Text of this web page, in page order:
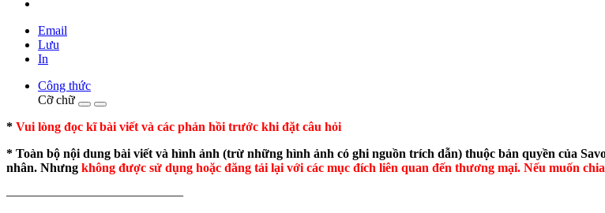
Email
Lưu
In
Công thức
Cỡ chữ
* Vui lòng đọc kĩ bài viết và các phản hồi trước khi đặt câu hỏi
* Toàn bộ nội dung bài viết và hình ảnh (trừ những hình ảnh có ghi nguồn trích dẫn) thuộc bản quyền của
nhân. Nhưng không được sử dụng hoặc đăng tải lại với các mục đích liên quan đến thương mại. Nếu muốn
——————————————